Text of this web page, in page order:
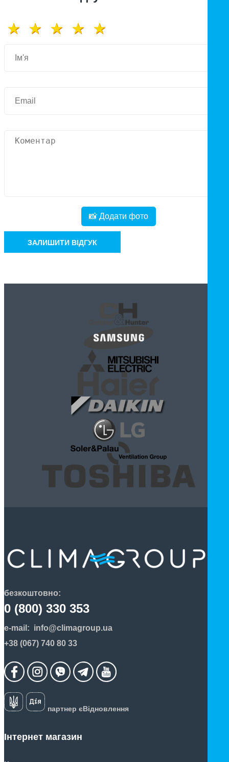
📸 Додати фото
ЗАЛИШИТИ ВІДГУК
безкоштовно:
0 (800) 330 353
e-mail: info@climagroup.ua
+38 (067) 740 80 33
партнер єВідновлення
Інтернет магазин